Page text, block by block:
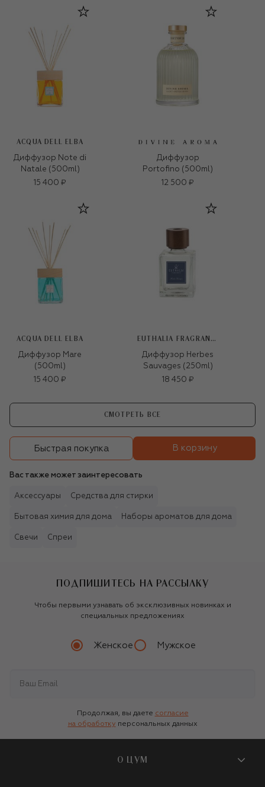
ACQUA DELL ELBA
Диффузор Note di
Natale (500ml)
15 400 ₽
Диффузор
Portofino (500ml)
12 500 ₽
ACQUA DELL ELBA
Диффузор Mare
(500ml)
15 400 ₽
EUTHALIA FRAGRANCES
Диффузор Herbes
Sauvages (250ml)
18 450 ₽
СМОТРЕТЬ ВСЕ
Быстрая покупка В корзину
Вас также может заинтересовать
Аксессуары Средства для стирки
Бытовая химия для дома Наборы ароматов для дома
Свечи Спреи
ПОДПИШИТЕСЬ НА РАССЫЛКУ
Чтобы первыми узнавать об эксклюзивных новинках и
специальных предложениях
Женское Мужское
Продолжая, вы даете согласие
на обработку персональных данных
О ЦУМ